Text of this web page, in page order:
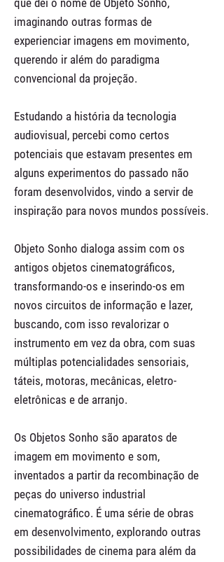
que dei o nome de Objeto Sonho,
imaginando outras formas de
experienciar imagens em movimento,
querendo ir além do paradigma
convencional da projeção.
Estudando a história da tecnologia
audiovisual, percebi como certos
potenciais que estavam presentes em
alguns experimentos do passado não
foram desenvolvidos, vindo a servir de
inspiração para novos mundos possíveis.
Objeto Sonho dialoga assim com os
antigos objetos cinematográficos,
transformando-os e inserindo-os em
novos circuitos de informação e lazer,
buscando, com isso revalorizar o
instrumento em vez da obra, com suas
múltiplas potencialidades sensoriais,
táteis, motoras, mecânicas, eletro-
eletrônicas e de arranjo.
Os Objetos Sonho são aparatos de
imagem em movimento e som,
inventados a partir da recombinação de
peças do universo industrial
cinematográfico. É uma série de obras
em desenvolvimento, explorando outras
possibilidades de cinema para além da